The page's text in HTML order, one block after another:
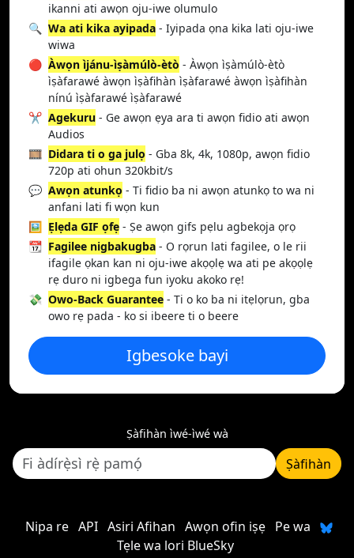
ikanni ati awọn oju-iwe olumulo
🔍 Wa ati kika ayipada - Iyipada ọna kika lati oju-iwe
wiwa
🔴 Àwọn ìjánu-ìṣàmúlò-ètò - Àwọn ìṣàmúlò-ètò
ìṣàfarawé àwọn ìṣàfihàn ìṣàfarawé àwọn ìṣàfihàn
nínú ìṣàfarawé ìṣàfarawé
✂️ Agekuru - Ge awọn ẹya ara ti awọn fidio ati awọn
Audios
🎞️ Didara ti o ga julọ - Gba 8k, 4k, 1080p, awọn fidio
720p ati ohun 320kbit/s
💬 Awọn atunkọ - Ti fidio ba ni awọn atunkọ to wa ni
anfani lati fi wọn kun
🖼️ Ẹlẹda GIF ọfẹ - Ṣe awọn gifs pẹlu agbekọja ọrọ
📆 Fagilee nigbakugba - O rọrun lati fagilee, o le rii
ifagile ọkan kan ni oju-iwe akọọlẹ wa ati pe akọọlẹ
rẹ duro ni igbega fun iyoku akoko rẹ!
💸 Owo-Back Guarantee - Ti o ko ba ni itẹlọrun, gba
owo rẹ pada - ko si ibeere ti o beere
Igbesoke bayi
Ṣàfihàn ìwé-ìwé wà
Ṣàfihàn
Nipa re API Asiri Afihan Awọn ofin iṣẹ
Pe wa
Tẹle wa lori BlueSky